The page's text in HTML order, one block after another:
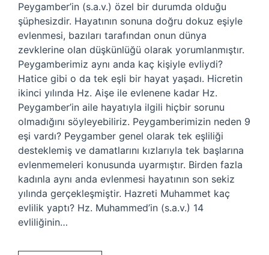
Peygamber’in (s.a.v.) özel bir durumda olduğu
şüphesizdir. Hayatının sonuna doğru dokuz eşiyle
evlenmesi, bazıları tarafından onun dünya
zevklerine olan düşkünlüğü olarak yorumlanmıştır.
Peygamberimiz aynı anda kaç kişiyle evliydi?
Hatice gibi o da tek eşli bir hayat yaşadı. Hicretin
ikinci yılında Hz. Aişe ile evlenene kadar Hz.
Peygamber’in aile hayatıyla ilgili hiçbir sorunu
olmadığını söyleyebiliriz. Peygamberimizin neden 9
eşi vardı? Peygamber genel olarak tek eşliliği
desteklemiş ve damatlarını kızlarıyla tek başlarına
evlenmemeleri konusunda uyarmıştır. Birden fazla
kadınla aynı anda evlenmesi hayatının son sekiz
yılında gerçekleşmiştir. Hazreti Muhammet kaç
evlilik yaptı? Hz. Muhammed’in (s.a.v.) 14
evliliğinin…